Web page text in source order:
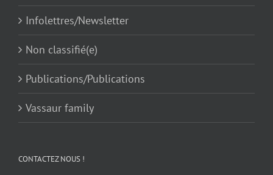
Infolettres/Newsletter
Non classifié(e)
Publications/Publications
Vassaur family
CONTACTEZ NOUS !